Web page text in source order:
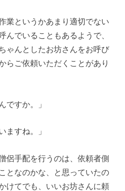
業というかあまり適切でない
んでいることもあるようで、
ゃんとしたお坊さんをお呼び
らご依頼いただくことがあり
ですか。」
ますね。」
侶手配を行うのは、依頼者側
となのかな、と思っていたの
けてでも、いいお坊さんに頼